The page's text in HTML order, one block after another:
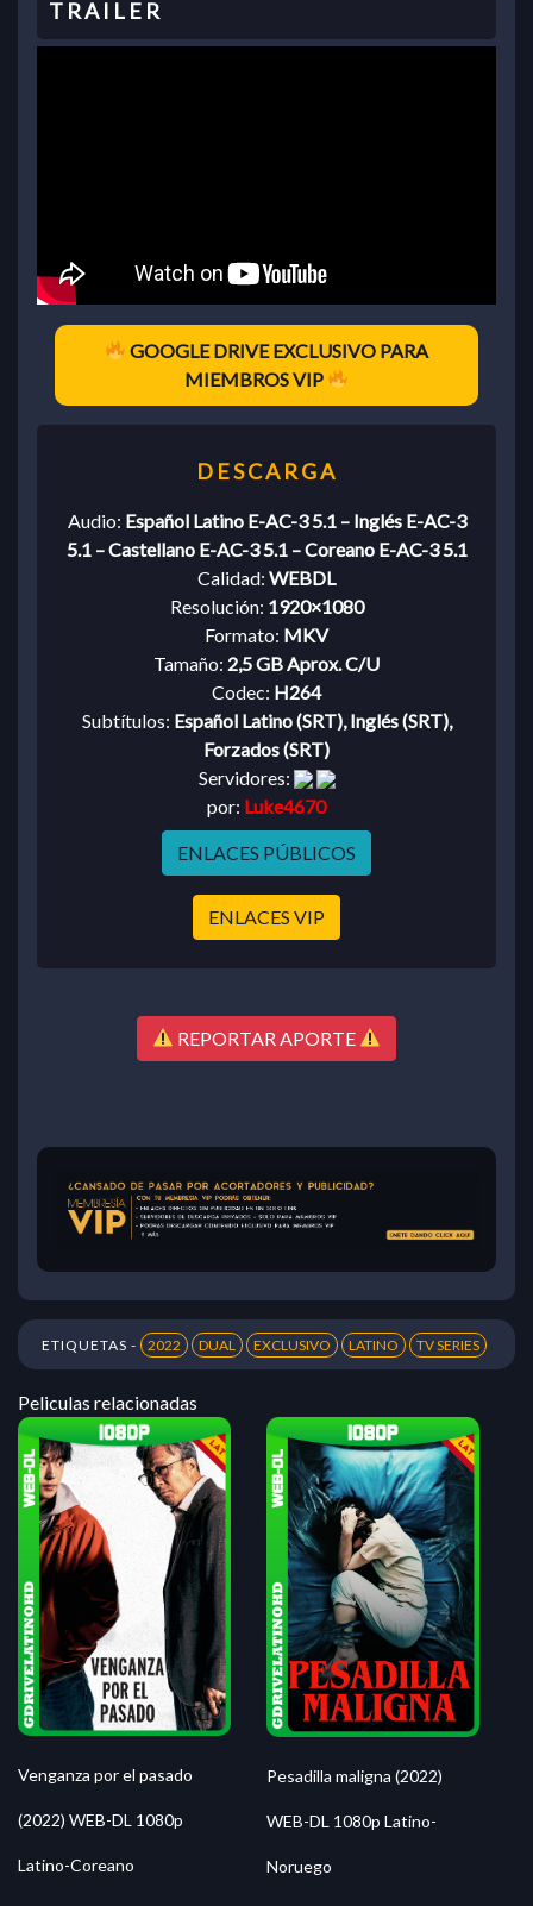
GOOGLE DRIVE EXCLUSIVO PARA
MIEMBROS VIP
Audio: Español Latino E-AC-3 5.1 – Inglés E-AC-3
5.1 – Castellano E-AC-3 5.1 – Coreano E-AC-3 5.1
Calidad: WEBDL
Resolución: 1920×1080
Formato: MKV
Tamaño: 2,5 GB Aprox. C/U
Codec: H264
Subtítulos: Español Latino (SRT), Inglés (SRT),
Forzados (SRT)
Servidores:
por: Luke4670
ENLACES PÚBLICOS
ENLACES VIP
REPORTAR APORTE
ETIQUETAS - 2022 DUAL EXCLUSIVO LATINO TV SERIES
Peliculas relacionadas
Venganza por el pasado
(2022) WEB-DL 1080p
Latino-Coreano
Pesadilla maligna (2022)
WEB-DL 1080p Latino-
Noruego